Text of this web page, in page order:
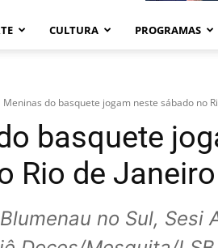
Araraquara
CULTURA PROGRAMAS
Meninas do basquete jogam neste sábado no
basquete
Rio de Janeiro
no Sul, Sesi